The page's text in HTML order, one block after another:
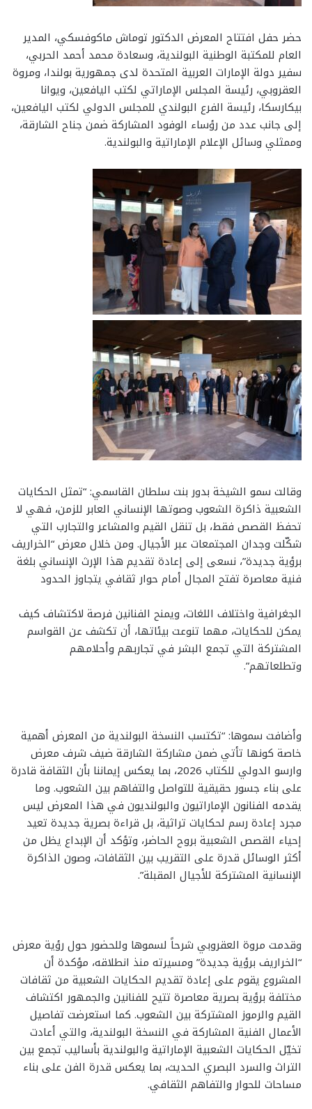
حضر حفل افتتاح المعرض الدكتور توماش ماكوفسكي، المدير
العام للمكتبة الوطنية البولندية، وسعادة محمد أحمد الحربي،
سفير دولة الإمارات العربية المتحدة لدى جمهورية بولندا، ومروة
العقروبي، رئيسة المجلس الإماراتي لكتب اليافعين، ويوانا
بيكارسكا، رئيسة الفرع البولندي للمجلس الدولي لكتب اليافعين،
إلى جانب عدد من رؤساء الوفود المشاركة ضمن جناح الشارقة،
وممثلي وسائل الإعلام الإماراتية والبولندية.
وقالت سمو الشيخة بدور بنت سلطان القاسمي: “تمثل الحكايات
الشعبية ذاكرة الشعوب وصوتها الإنساني العابر للزمن، فهي لا
تحفظ القصص فقط، بل تنقل القيم والمشاعر والتجارب التي
شكّلت وجدان المجتمعات عبر الأجيال. ومن خلال معرض “الخراريف
برؤية جديدة”، نسعى إلى إعادة تقديم هذا الإرث الإنساني بلغة
فنية معاصرة تفتح المجال أمام حوار ثقافي يتجاوز الحدود
الجغرافية واختلاف اللغات، ويمنح الفنانين فرصة لاكتشاف كيف
يمكن للحكايات، مهما تنوعت بيئاتها، أن تكشف عن القواسم
المشتركة التي تجمع البشر في تجاربهم وأحلامهم
وتطلعاتهم”.
وأضافت سموها: “تكتسب النسخة البولندية من المعرض أهمية
خاصة كونها تأتي ضمن مشاركة الشارقة ضيف شرف معرض
وارسو الدولي للكتاب 2026، بما يعكس إيماننا بأن الثقافة قادرة
على بناء جسور حقيقية للتواصل والتفاهم بين الشعوب. وما
يقدمه الفنانون الإماراتيون والبولنديون في هذا المعرض ليس
مجرد إعادة رسم لحكايات تراثية، بل قراءة بصرية جديدة تعيد
إحياء القصص الشعبية بروح الحاضر، وتؤكد أن الإبداع يظل من
أكثر الوسائل قدرة على التقريب بين الثقافات، وصون الذاكرة
الإنسانية المشتركة للأجيال المقبلة”.
وقدمت مروة العقروبي شرحاً لسموها وللحضور حول رؤية معرض
“الخراريف برؤية جديدة” ومسيرته منذ انطلاقه، مؤكدة أن
المشروع يقوم على إعادة تقديم الحكايات الشعبية من ثقافات
مختلفة برؤية بصرية معاصرة تتيح للفنانين والجمهور اكتشاف
القيم والرموز المشتركة بين الشعوب. كما استعرضت تفاصيل
الأعمال الفنية المشاركة في النسخة البولندية، والتي أعادت
تخيّل الحكايات الشعبية الإماراتية والبولندية بأساليب تجمع بين
التراث والسرد البصري الحديث، بما يعكس قدرة الفن على بناء
مساحات للحوار والتفاهم الثقافي.